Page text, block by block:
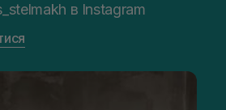
в Instagram